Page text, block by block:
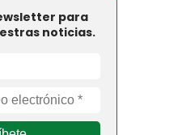
para
noticias.